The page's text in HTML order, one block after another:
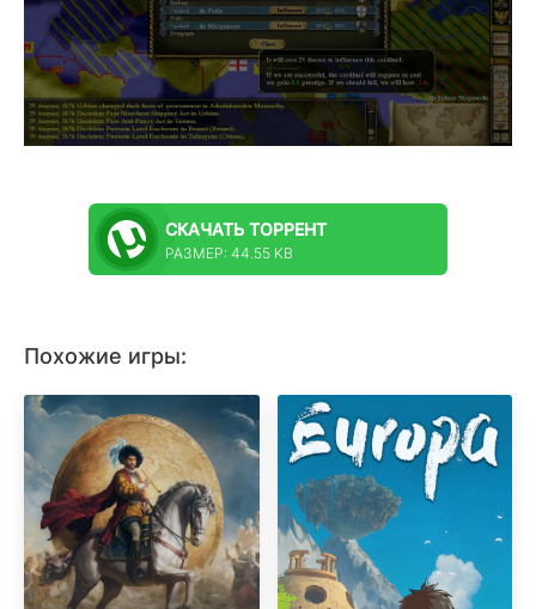
СКАЧАТЬ ТОРРЕНТ
РАЗМЕР: 44.55 KB
Похожие игры: